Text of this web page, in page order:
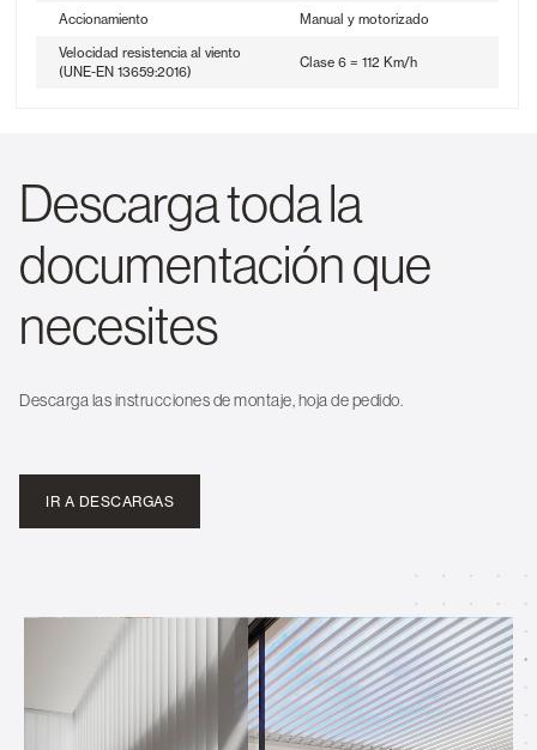
Accionamiento
Manual y motorizado
Velocidad resistencia al viento
(UNE-EN 13659:2016)
Clase 6 = 112 Km/h
Descarga toda la
documentación que
necesites
Descarga las instrucciones de montaje, hoja de pedido.
IR A DESCARGAS